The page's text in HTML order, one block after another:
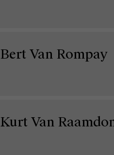
Bert Van Rompay
Kurt Van